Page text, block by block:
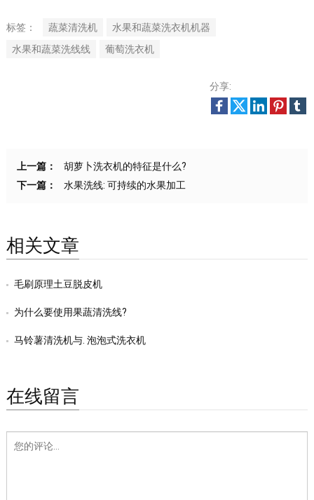
标签： 蔬菜清洗机
水果和蔬菜洗衣机机器
水果和蔬菜洗线线
葡萄洗衣机
分享:
上一篇：
胡萝卜洗衣机的特征是什么?
下一篇：
水果洗线: 可持续的水果加工
相关文章
毛刷原理土豆脱皮机
为什么要使用果蔬清洗线?
马铃薯清洗机与. 泡泡式洗衣机
在线留言